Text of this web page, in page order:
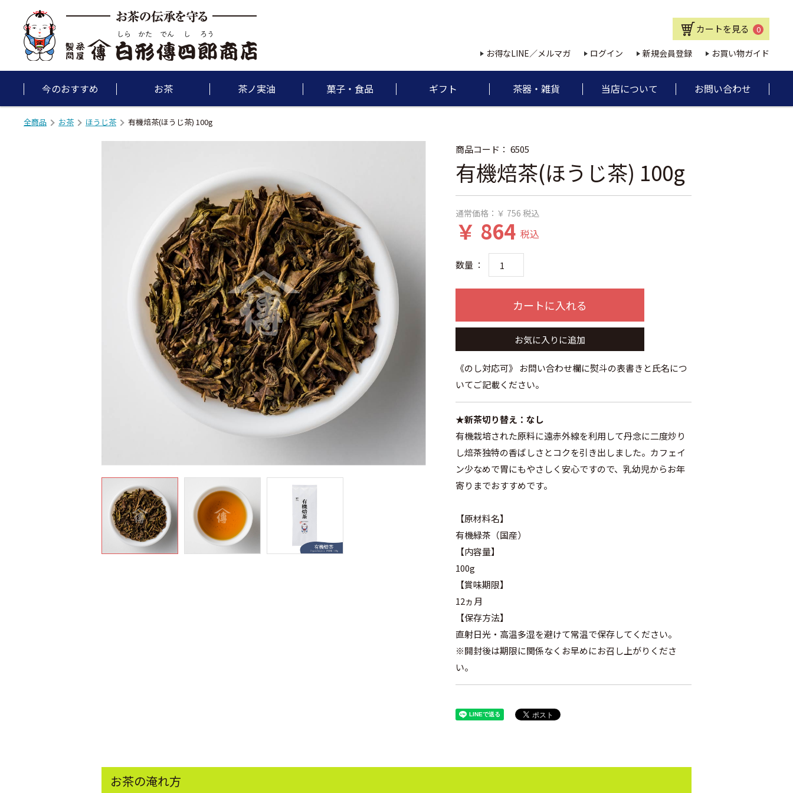
カートを見る 0
お得なLINE／メルマガ ログイン 新規会員登録 お買い物ガイド
今のおすすめ お茶 茶ノ実油 菓子・食品 ギフト 茶器・雑貨 当店について お問い合わせ
全商品 お茶 ほうじ茶 有機焙茶(ほうじ茶) 100g
商品コード： 6505
有機焙茶(ほうじ茶) 100g
通常価格： ￥ 756 税込
￥ 864 税込
数量 ：
カートに入れる
お気に入りに追加
《のし対応可》 お問い合わせ欄に熨斗の表書きと氏名につ
いてご記載ください。
★新茶切り替え：なし
有機栽培された原料に遠赤外線を利用して丹念に二度炒り
し焙茶独特の香ばしさとコクを引き出しました。カフェイ
ン少なめで胃にもやさしく安心ですので、乳幼児からお年
寄りまでおすすめです。
【原材料名】
有機緑茶（国産）
【内容量】
100g
【賞味期限】
12ヵ月
【保存方法】
直射日光・高温多湿を避けて常温で保存してください。
※開封後は期限に関係なくお早めにお召し上がりくださ
い。
お茶の淹れ方